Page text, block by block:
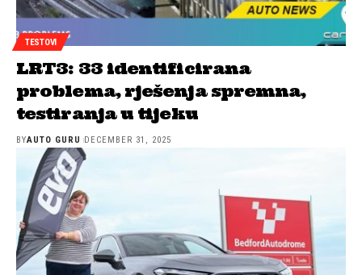
TESTOVI
LRT3: 33 identificirana
problema, rješenja spremna,
testiranja u tijeku
BYAUTO GURU DECEMBER 31, 2025